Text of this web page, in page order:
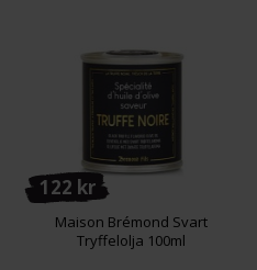
122 kr
Maison Brémond Svart
Tryffelolja 100ml